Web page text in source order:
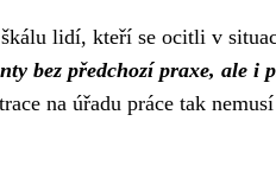
lidí, kteří se ocitli v
bez předchozí praxe, ale i
na úřadu práce tak